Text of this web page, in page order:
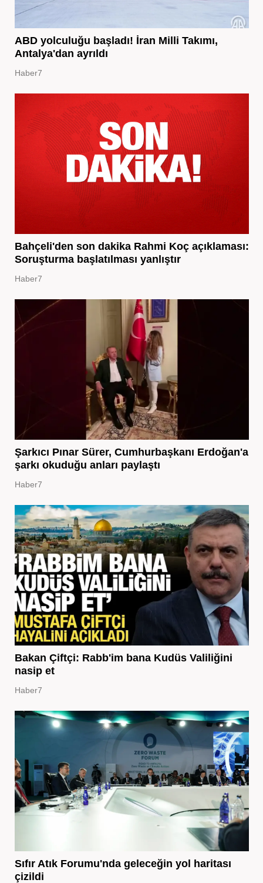
ABD yolculuğu başladı! İran Milli Takımı,
Antalya'dan ayrıldı
Haber7
Bahçeli'den son dakika Rahmi Koç açıklaması:
Soruşturma başlatılması yanlıştır
Haber7
Şarkıcı Pınar Sürer, Cumhurbaşkanı Erdoğan'a
şarkı okuduğu anları paylaştı
Haber7
Bakan Çiftçi: Rabb'im bana Kudüs Valiliğini
nasip et
Haber7
Sıfır Atık Forumu'nda geleceğin yol haritası
çizildi